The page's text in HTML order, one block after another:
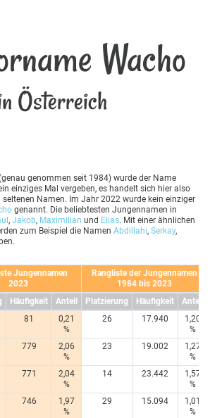
Wacho
Österreich
genommen seit 1984) wurde der Name
einziges Mal vergeben, es handelt sich hier also
Namen. Im Jahr 2022 wurde kein einziger
genannt. Die beliebtesten Jungennamen in
, Jakob, Maximilian und Elias. Mit einer ähnlichen
zum Beispiel die Namen Abdillahi, Serkay,
Jungennamen
2023
Rangliste der Jungennamen
1984 bis 2023
Häufigkeit Anteil Platzierung Häufigkeit
Anteil
81
0,21
%
26 17.940
1,20
%
779
2,06
%
23 19.002
1,27
%
771
2,04
%
14 23.442
1,57
%
746
1,97
%
29 15.094
1,01
%